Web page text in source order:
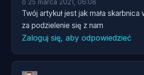
o 25 marca 2021, 06:08
Twój artykuł jest jak mała skarbnica
za podzielenie się z nam
Zaloguj się, aby odpowiedzieć